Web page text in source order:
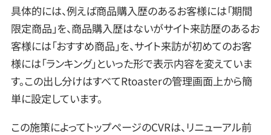
具体的には、例えば商品購入歴のあるお客様には「期間
限定商品」を、商品購入歴はないがサイト来訪歴のあるお
客様には「おすすめ商品」を、サイト来訪が初めてのお客
様には「ランキング」といった形で表示内容を変えていま
す。この出し分けはすべてRtoasterの管理画面上から簡
単に設定しています。
この施策によってトップページのCVRは、リニューアル前